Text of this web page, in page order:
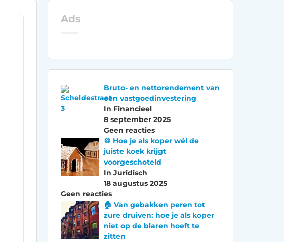
Ads
Bruto- en nettorendement van
een vastgoedinvestering
In Financieel
8 september 2025
Geen reacties
🍪 Hoe je als koper wél de
juiste koek krijgt
voorgeschoteld
In Juridisch
18 augustus 2025
Geen reacties
🏠 Van gebakken peren tot
zure druiven: hoe je als koper
niet op de blaren hoeft te
zitten